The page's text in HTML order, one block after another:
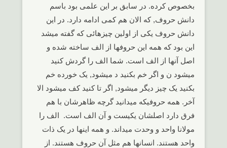
بخصوص کرده. در سابق بر این علمی بود باسم
دانش حروف, که الان هم کمی ادامه دارد. در این
دانش حروف یکی از اولین چیزهائی که گفته میشد
این بود که همه این حروفها از الف ساخته شده و
اصل آنها از الف است. شما الف را گردش کنید
میشود ن و اگر خم بکنید د میشود, یک خورده خم
بکنید یک چیز دیگر میشود, اگر تا کنید کف میشود الا
آخر. همه حروفیکه میدانید گرچه ظاهرشان با هم
فرق دارد اصلشان یکیست و آن الف است. الف را
مولانا واحد و وحدت میداند. و همه اینها در یک ذات
واحد هستند. انسانها هم مثل آن حروف هستند. از